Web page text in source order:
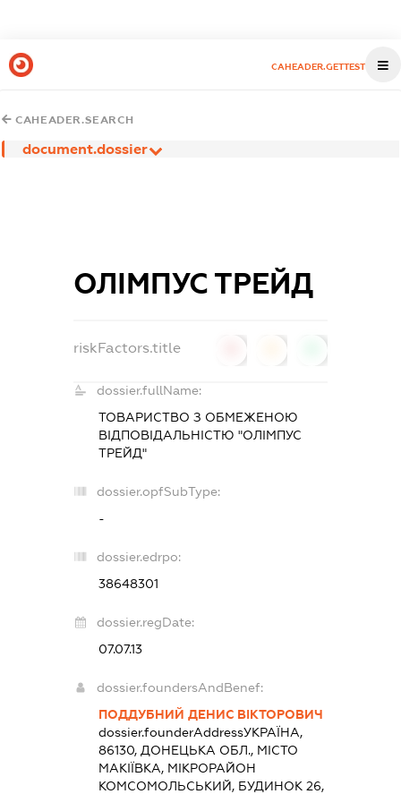
CAHEADER.GETTEST
CAHEADER.SEARCH
document.dossier
ОЛІМПУС ТРЕЙД
riskFactors.title
dossier.fullName:
ТОВАРИСТВО З ОБМЕЖЕНОЮ
ВІДПОВІДАЛЬНІСТЮ "ОЛІМПУС
ТРЕЙД"
dossier.opfSubType:
-
dossier.edrpo:
38648301
dossier.regDate:
07.07.13
dossier.foundersAndBenef:
ПОДДУБНИЙ ДЕНИС ВІКТОРОВИЧ
dossier.founderAddressУКРАЇНА,
86130, ДОНЕЦЬКА ОБЛ., МІСТО
МАКІЇВКА, МІКРОРАЙОН
КОМСОМОЛЬСЬКИЙ, БУДИНОК 26,